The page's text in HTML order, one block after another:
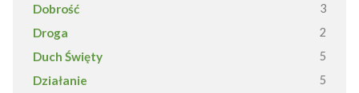
Dobrość 3
Droga 2
Duch Święty 5
Działanie 5